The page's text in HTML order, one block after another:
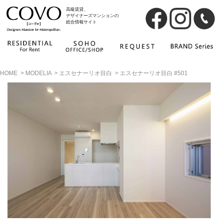
高級賃貸、
デザイナーズマンションの
総合情報サイト
HOME > MODELIA > エスセナーリオ目白 > エスセナーリオ目白 #501